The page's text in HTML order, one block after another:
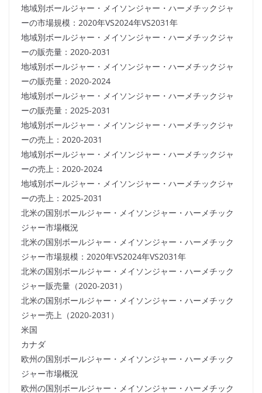
地域別ボールジャー・メイソンジャー・ハーメチックジャ
ーの市場規模：2020年VS2024年VS2031年
地域別ボールジャー・メイソンジャー・ハーメチックジャ
ーの販売量：2020-2031
地域別ボールジャー・メイソンジャー・ハーメチックジャ
ーの販売量：2020-2024
地域別ボールジャー・メイソンジャー・ハーメチックジャ
ーの販売量：2025-2031
地域別ボールジャー・メイソンジャー・ハーメチックジャ
ーの売上：2020-2031
地域別ボールジャー・メイソンジャー・ハーメチックジャ
ーの売上：2020-2024
地域別ボールジャー・メイソンジャー・ハーメチックジャ
ーの売上：2025-2031
北米の国別ボールジャー・メイソンジャー・ハーメチック
ジャー市場概況
北米の国別ボールジャー・メイソンジャー・ハーメチック
ジャー市場規模：2020年VS2024年VS2031年
北米の国別ボールジャー・メイソンジャー・ハーメチック
ジャー販売量（2020-2031）
北米の国別ボールジャー・メイソンジャー・ハーメチック
ジャー売上（2020-2031）
米国
カナダ
欧州の国別ボールジャー・メイソンジャー・ハーメチック
ジャー市場概況
欧州の国別ボールジャー・メイソンジャー・ハーメチック